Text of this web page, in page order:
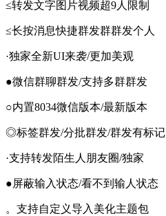
≤转发文字图片视频超9人限制
≤长按消息快捷群发群群发个人
·独家全新UI来袭/更加美观
●微信群聊群发/支持多群群发
○内置8034微信版本/最新版本
◎标签群发/分批群发/群发有标记
·支持转发陌生人朋友圈/独家
●屏蔽输入状态/看不到输人状态
。支持自定义导入美化主题包